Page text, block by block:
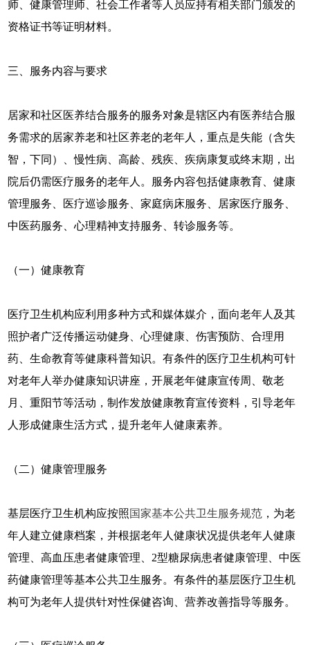
师、健康管理师、社会工作者等人员应持有相关部门颁发的
资格证书等证明材料。
三、服务内容与要求
居家和社区医养结合服务的服务对象是辖区内有医养结合服
务需求的居家养老和社区养老的老年人，重点是失能（含失
智，下同）、慢性病、高龄、残疾、疾病康复或终末期，出
院后仍需医疗服务的老年人。服务内容包括健康教育、健康
管理服务、医疗巡诊服务、家庭病床服务、居家医疗服务、
中医药服务、心理精神支持服务、转诊服务等。
（一）健康教育
医疗卫生机构应利用多种方式和媒体媒介，面向老年人及其
照护者广泛传播运动健身、心理健康、伤害预防、合理用
药、生命教育等健康科普知识。有条件的医疗卫生机构可针
对老年人举办健康知识讲座，开展老年健康宣传周、敬老
月、重阳节等活动，制作发放健康教育宣传资料，引导老年
人形成健康生活方式，提升老年人健康素养。
（二）健康管理服务
基层医疗卫生机构应按照 国家基本公共卫生服务规范 ，为老
年人建立健康档案，并根据老年人健康状况提供老年人健康
管理、高血压患者健康管理、2型糖尿病患者健康管理、中医
药健康管理等基本公共卫生服务。有条件的基层医疗卫生机
构可为老年人提供针对性保健咨询、营养改善指导等服务。